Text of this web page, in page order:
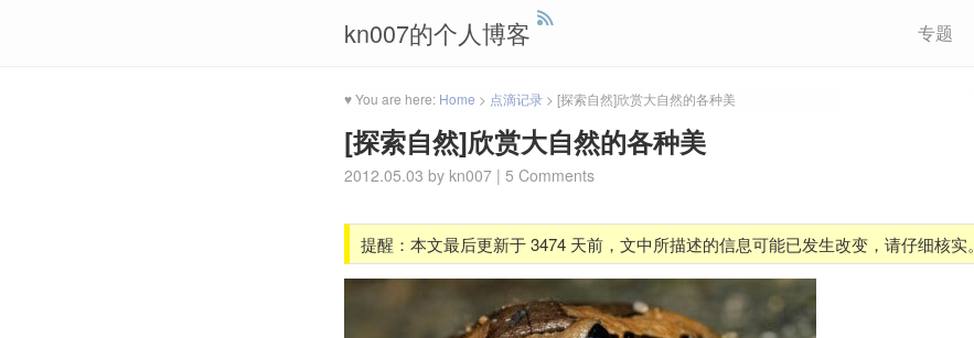
kn007的个人博客 专题
♥ You are here: Home > 点滴记录 > [探索自然]欣赏大自然的各种美
[探索自然]欣赏大自然的各种美
2012.05.03 by kn007 | 5 Comments
提醒：本文最后更新于 3474 天前，文中所描述的信息可能已发生改变，请仔细核实。